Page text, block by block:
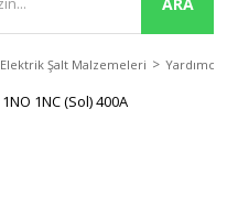
Elektrik Şalt Malzemeleri Yardımcı